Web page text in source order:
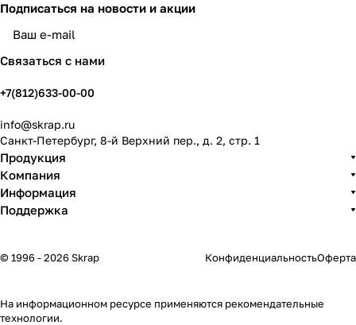
Подписаться на новости и акции
Связаться с нами
+7(812)633-00-00
info@skrap.ru
Санкт-Петербург, 8-й Верхний пер., д. 2, стр. 1
Продукция
Компания
Информация
Поддержка
© 1996 - 2026 Skrap КонфиденциальностьОферта
На информационном ресурсе применяются рекомендательные
технологии.